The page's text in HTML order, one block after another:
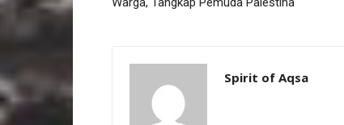
Spirit of Aqsa